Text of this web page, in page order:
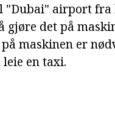
"Dubai" airport fra
gjøre det på
maskinen er
en taxi.